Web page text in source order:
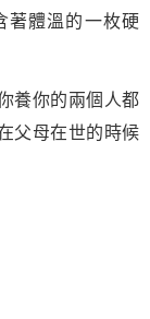
體溫的一枚硬
養你的兩個人都
父母在世的時候